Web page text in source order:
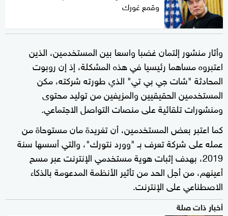
وقمع غورك
وأثار منشور إلتمان غضبا واسعا بين المستخدمين، الذين
اعتبروه مساهما رئيسيا في هذه المشكلة، إذ إن روبوت
المحادثة "شات جي بي تي" الذي طورته شركته، مكن
المستخدمين الحقيقيين والمزيفين من توليد محتوى
ومنشورات تلقائية على منصات التواصل الاجتماعي.
كما اعتبر بعض المستخدمين، أن تغريدة مان مستوحاة من
عمله على شركة تعرف بـ "وورد نتورك"، والتي أسسها سنة
2019، بهدف إثبات هوية مستخدمي الإنترنت عبر مسح
أعينهم، من أجل الحد من تأثير الأنظمة المدعومة بالذكاء
الاصطناعي على الإنترنت.
أخبار ذات صلة